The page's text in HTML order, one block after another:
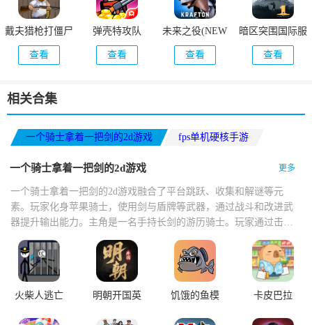
戴夫猎枪打僵尸
(DaifuRushByMutangM)
查看
弹壳特攻队
查看
未来之役(NEW
STATE Mobile)
查看
暗区突围国际服
(Arena Breakout)
查看
相关合集
一个骑士拿着一把剑的2d游戏
fps单机硬核手游
一个骑士拿着一把剑的2d游戏 更多
一个骑士拿着一把剑的2d游戏融合了平台跳跃、收集和解谜等元
素。玩家化身苹果骑士，使用剑与盾牌等武器，通过战斗和改进武
器提升输出能力。主角是一名手持长剑的游历骑士。玩家通过击败
景，配合精准的横版跳跃与斩击判定，带来高爽感的战斗体验。
火柴人逃亡
明朝开国英
饥饿的鱼模
卡皮巴拉